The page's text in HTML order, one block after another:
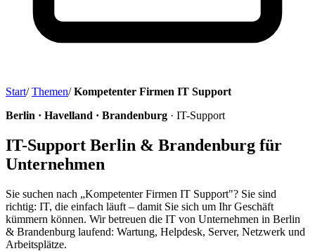
Start/ Themen/ Kompetenter Firmen IT Support
Berlin · Havelland · Brandenburg · IT-Support
IT-Support Berlin & Brandenburg für
Unternehmen
Sie suchen nach „Kompetenter Firmen IT Support"? Sie sind
richtig: IT, die einfach läuft – damit Sie sich um Ihr Geschäft
kümmern können. Wir betreuen die IT von Unternehmen in Berlin
& Brandenburg laufend: Wartung, Helpdesk, Server, Netzwerk und
Arbeitsplätze.